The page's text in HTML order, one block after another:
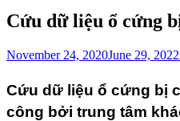
Cứu dữ liệu ổ cứng
November 24, 2020June 29, 2022
Cứu dữ liệu ổ cứng bị
công bởi trung tâm